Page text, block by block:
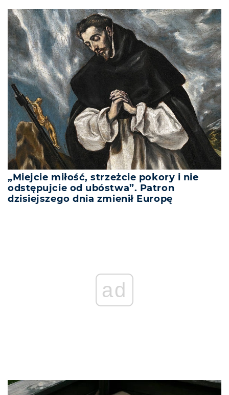
„Miejcie miłość, strzeżcie pokory i nie
odstępujcie od ubóstwa”. Patron
dzisiejszego dnia zmienił Europę
ad